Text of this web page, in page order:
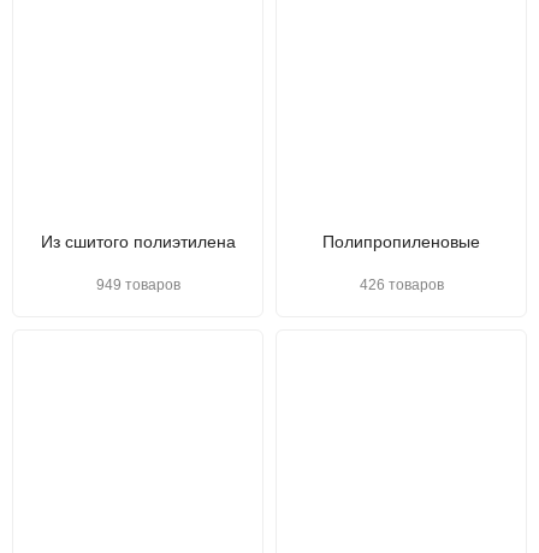
Из сшитого полиэтилена
949 товаров
Полипропиленовые
426 товаров